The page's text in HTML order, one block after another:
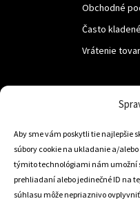
Aby sme vám poskytli tie najlepšie
súbory cookie na ukladanie a/
týmito technológiami nám umožní
prehliadaní alebo jedinečné ID na
súhlasu môže nepriaznivo
Obchodné
Často
Vrátenie
Trstená 02801